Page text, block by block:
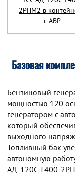
2РНМ2 в
с АВР
Базовая
Бензиновый
мощностью 120
генератором с
который
выходного
Топливный бак
автономную
АД-120С-Т400-